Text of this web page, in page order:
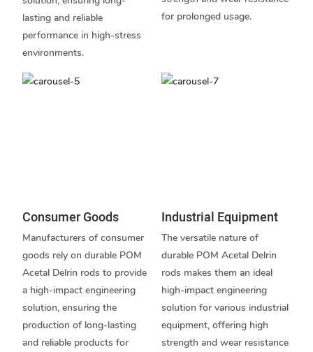
lasting and reliable
performance in high-stress
environments.
for prolonged usage.
Consumer Goods
Manufacturers of consumer
goods rely on durable POM
Acetal Delrin rods to provide
a high-impact engineering
solution, ensuring the
production of long-lasting
and reliable products for
Industrial Equipment
The versatile nature of
durable POM Acetal Delrin
rods makes them an ideal
high-impact engineering
solution for various industrial
equipment, offering high
strength and wear resistance